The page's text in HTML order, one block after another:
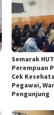
Semarak
Perempuan
Cek
Pegawai,
Pengunjung